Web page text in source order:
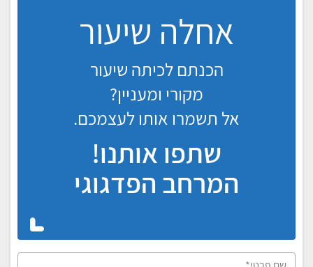
אחלה שיעור
הכנתם לכיתה שיעור
מקורי ומעניין?
אל תשמרו אותו לעצמכם.
שתפו אותנו!
המרחב הפדגוגי